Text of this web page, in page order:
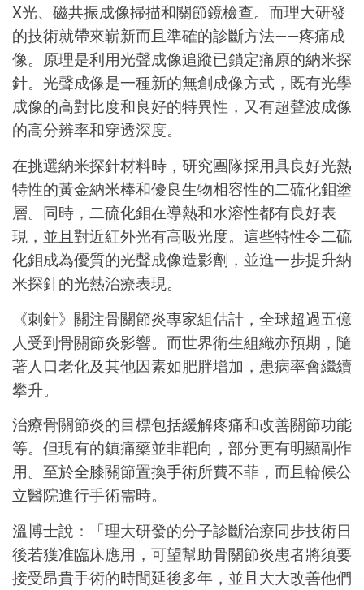
X光、磁共振成像掃描和關節鏡檢查。而理大研發
的技術就帶來嶄新而且準確的診斷方法——疼痛成
像。原理是利用光聲成像追蹤已鎖定痛原的納米探
針。光聲成像是一種新的無創成像方式，既有光學
成像的高對比度和良好的特異性，又有超聲波成像
的高分辨率和穿透深度。
在挑選納米探針材料時，研究團隊採用具良好光熱
特性的黃金納米棒和優良生物相容性的二硫化鉬塗
層。同時，二硫化鉬在導熱和水溶性都有良好表
現，並且對近紅外光有高吸光度。這些特性令二硫
化鉬成為優質的光聲成像造影劑，並進一步提升納
米探針的光熱治療表現。
《刺針》關注骨關節炎專家組估計，全球超過五億
人受到骨關節炎影響。而世界衛生組織亦預期，隨
著人口老化及其他因素如肥胖增加，患病率會繼續
攀升。
治療骨關節炎的目標包括緩解疼痛和改善關節功能
等。但現有的鎮痛藥並非靶向，部分更有明顯副作
用。至於全膝關節置換手術所費不菲，而且輪候公
立醫院進行手術需時。
溫博士說：「理大研發的分子診斷治療同步技術日
後若獲准臨床應用，可望幫助骨關節炎患者將須要
接受昂貴手術的時間延後多年，並且大大改善他們